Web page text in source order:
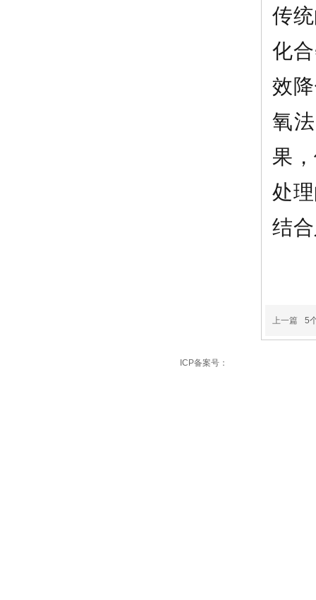
传
化
效
氧
果
处
结
上一篇 5
ICP备案号：